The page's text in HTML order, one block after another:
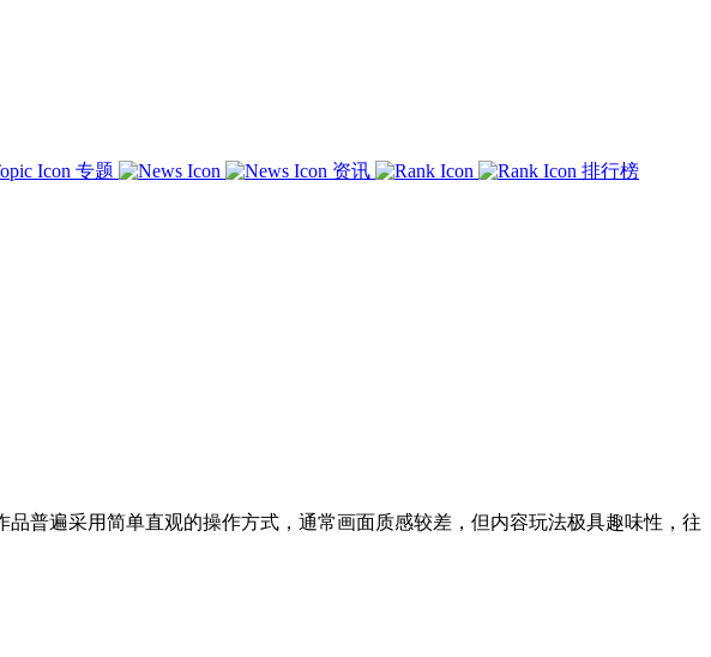
专题 资讯
排行榜
普遍采用简单直观的操作方式，通常画面质感较差，但内容玩法极具趣味性，往